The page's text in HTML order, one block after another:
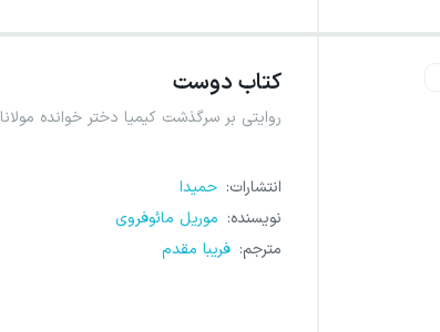
کتاب دوست
روایتی بر سرگذشت کیمیا دختر خوانده مولانا
انتشارات: حمیدا
نویسنده: موریل مائوفروی
مترجم: فریبا مقدم